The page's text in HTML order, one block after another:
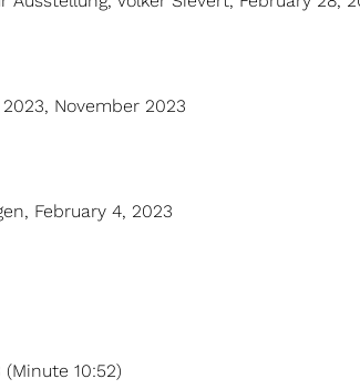
November 2023
February 4, 2023
10:52)